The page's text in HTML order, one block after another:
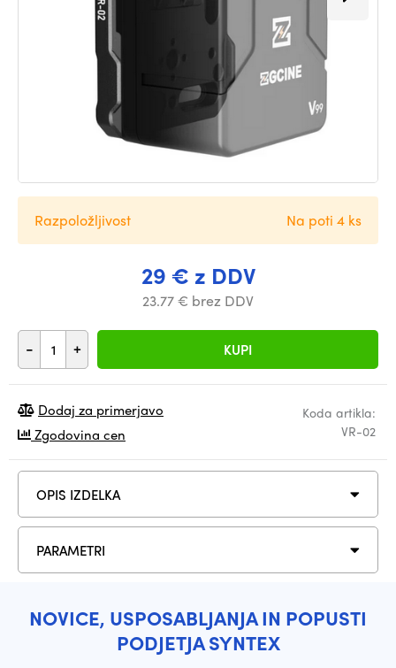
29 € z DDV
23.77 € brez DDV
- + KUPI
Razpoložljivost Na poti 4 ks
Koda artikla:
VR-02
Dodaj za primerjavo
Zgodovina cen
OPIS IZDELKA
PARAMETRI
NOVICE, USPOSABLJANJA IN POPUSTI
PODJETJA SYNTEX